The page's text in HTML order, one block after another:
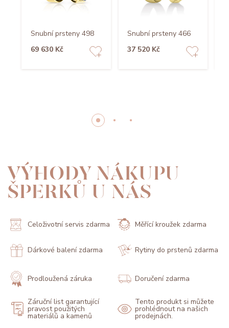
Snubní prsteny 498
69 630 Kč
Snubní prsteny 466
37 520 Kč
VÝHODY NÁKUPU
ŠPERKŮ U NÁS
Celoživotní servis zdarma Měřící kroužek zdarma
Dárkové balení zdarma Rytiny do prstenů zdarma
Prodloužená záruka Doručení zdarma
Záruční list garantující
pravost použitých
materiálů a kamenů
Tento produkt si můžete
prohlédnout na našich
prodejnách.